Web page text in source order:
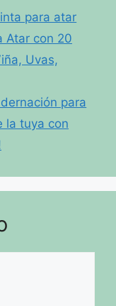
para atar
Atar con 20
Uvas,
para
la tuya con